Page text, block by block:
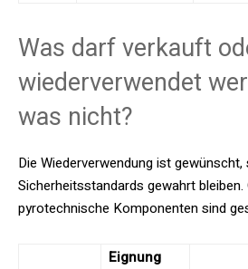
Was darf verkauft
wiederverwendet
was nicht?
Die Wiederverwendung ist gewünscht,
Sicherheitsstandards gewahrt
pyrotechnische Komponenten sind
Eignung